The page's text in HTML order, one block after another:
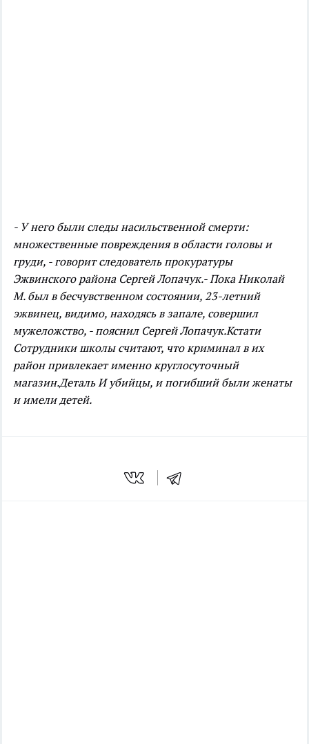
- У него были следы насильственной смерти:
множественные повреждения в области головы и
груди, - говорит следователь прокуратуры
Эжвинского района Сергей Лопачук.- Пока Николай
М. был в бесчувственном состоянии, 23-летний
эжвинец, видимо, находясь в запале, совершил
мужеложство, - пояснил Сергей Лопачук.Кстати
Сотрудники школы считают, что криминал в их
район привлекает именно круглосуточный
магазин.Деталь И убийцы, и погибший были женаты
и имели детей.